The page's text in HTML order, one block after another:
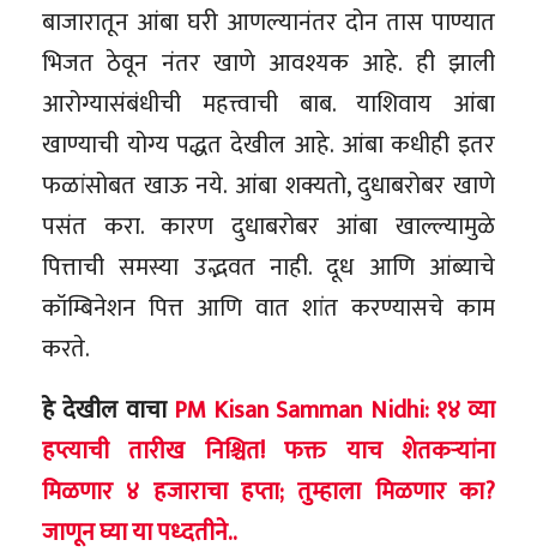
बाजारातून आंबा घरी आणल्यानंतर दोन तास पाण्यात
भिजत ठेवून नंतर खाणे आवश्यक आहे. ही झाली
आरोग्यासंबंधीची महत्त्वाची बाब. याशिवाय आंबा
खाण्याची योग्य पद्धत देखील आहे. आंबा कधीही इतर
फळांसोबत खाऊ नये. आंबा शक्यतो, दुधाबरोबर खाणे
पसंत करा. कारण दुधाबरोबर आंबा खाल्ल्यामुळे
पित्ताची समस्या उद्भवत नाही. दूध आणि आंब्याचे
कॉम्बिनेशन पित्त आणि वात शांत करण्यासचे काम
करते.
हे देखील वाचा PM Kisan Samman Nidhi: १४ व्या
हप्त्याची तारीख निश्चित! फक्त याच शेतकऱ्यांना
मिळणार ४ हजाराचा हप्ता; तुम्हाला मिळणार का?
जाणून घ्या या पध्दतीने..